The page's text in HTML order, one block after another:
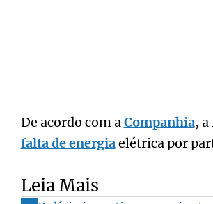
De acordo com aCompanhia, a
falta de energiaelétrica por
Leia Mais